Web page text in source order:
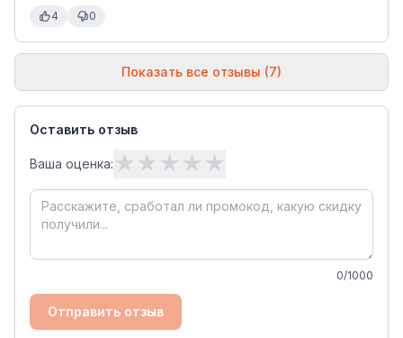
4 0
Показать все отзывы (7)
Оставить отзыв
Ваша оценка: ★ ★ ★ ★ ★
0/1000
Отправить отзыв